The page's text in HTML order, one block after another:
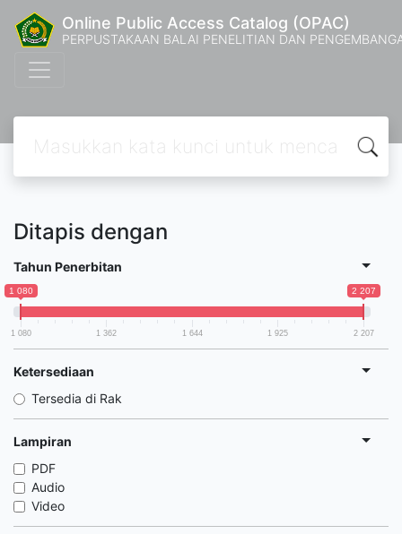
Online Public Access Catalog (OPAC)
PERPUSTAKAAN BALAI PENELITIAN DAN
Ditapis dengan
Tahun Penerbitan
1 080 2 207
1 080 1 362 1 644 1 925 2 207
Ketersediaan
Tersedia di Rak
Lampiran
PDF
Audio
Video